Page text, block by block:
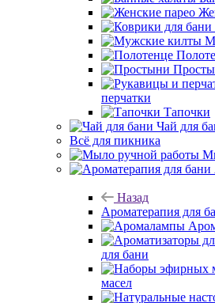
перчатки
Тапочки
Чай для
Всё для пикника
Назад
Ароматерапия для
для бани
масел